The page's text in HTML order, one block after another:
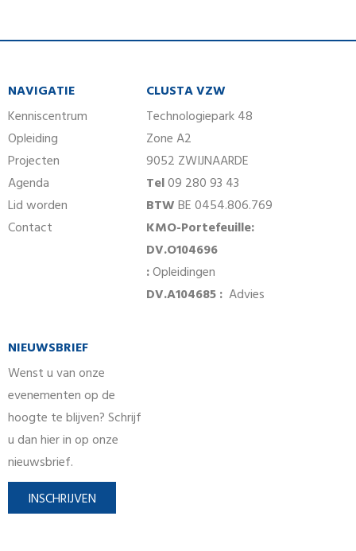
NAVIGATIE
Kenniscentrum
Opleiding
Projecten
Agenda
Lid worden
Contact
CLUSTA VZW
Technologiepark 48
Zone A2
9052 ZWIJNAARDE
Tel09 280 93 43
BTWBE 0454.806.769
KMO-Portefeuille:
DV.O104696
:Opleidingen
DV.A104685 : Advies
NIEUWSBRIEF
Wenst u van onze
evenementen op de
hoogte te blijven? Schrijf
u dan hier in op onze
nieuwsbrief.
INSCHRIJVEN